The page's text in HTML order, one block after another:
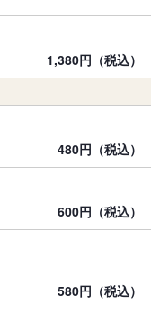
1,380円（税込）
480円（税込）
600円（税込）
580円（税込）